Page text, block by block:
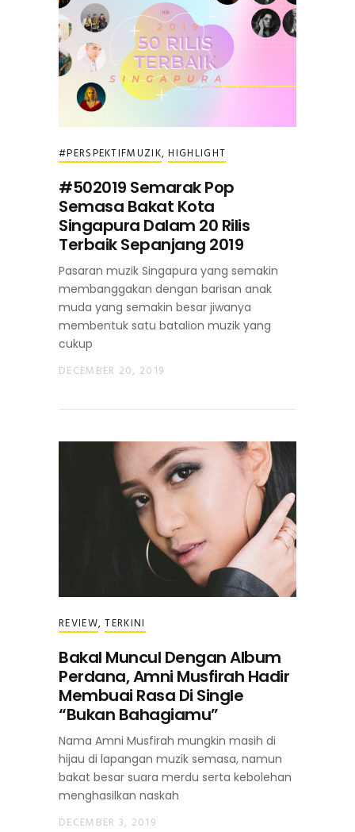
#PERSPEKTIFMUZIK,HIGHLIGHT
#502019 Semarak Pop
Semasa Bakat Kota
Singapura Dalam 20 Rilis
Terbaik Sepanjang 2019
Pasaran muzik Singapura yang semakin
membanggakan dengan barisan anak
muda yang semakin besar jiwanya
membentuk satu batalion muzik yang
cukup
DECEMBER 20, 2019
REVIEW,TERKINI
Bakal Muncul Dengan Album
Perdana, Amni Musfirah Hadir
Membuai Rasa Di Single
“Bukan Bahagiamu”
Nama Amni Musfirah mungkin masih di
hijau di lapangan muzik semasa, namun
bakat besar suara merdu serta kebolehan
menghasilkan naskah
DECEMBER 3, 2019